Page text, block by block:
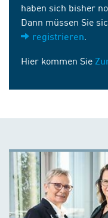
haben sich bisher
Dann müssen Sie
registrieren
Hier kommen Sie